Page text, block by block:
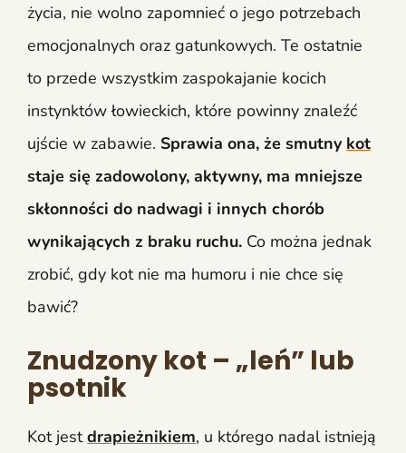
życia, nie wolno zapomnieć o jego potrzebach
emocjonalnych oraz gatunkowych. Te ostatnie
to przede wszystkim zaspokajanie kocich
instynktów łowieckich, które powinny znaleźć
ujście w zabawie. Sprawia ona, że smutny kot
staje się zadowolony, aktywny, ma mniejsze
skłonności do nadwagi i innych chorób
wynikających z braku ruchu. Co można jednak
zrobić, gdy kot nie ma humoru i nie chce się
bawić?
Znudzony kot – „leń” lub
psotnik
Kot jestdrapieżnikiem, u którego nadal istnieją